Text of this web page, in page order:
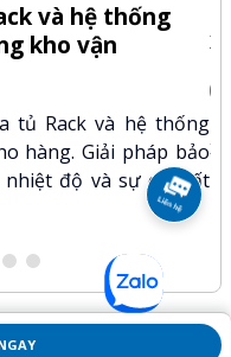
và hệ thống
kho vận
tủ Rack và hệ thống
hàng. Giải pháp bảo
độ và sự cố mất